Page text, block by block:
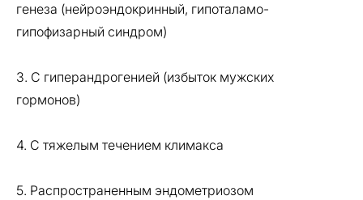
генеза (нейроэндокринный, гипоталамо-
гипофизарный синдром)
3. С гиперандрогенией (избыток мужских
гормонов)
4. С тяжелым течением климакса
5. Распространенным эндометриозом